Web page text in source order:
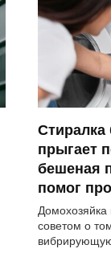
прыгает
бешеная
помог
советом о